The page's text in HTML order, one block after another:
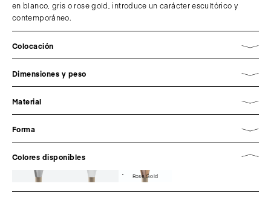
en blanco, gris o rose gold, introduce un carácter escultórico y
contemporáneo.
Colocación
Dimensiones y peso
Material
Forma
Colores disponibles
Rose Gold